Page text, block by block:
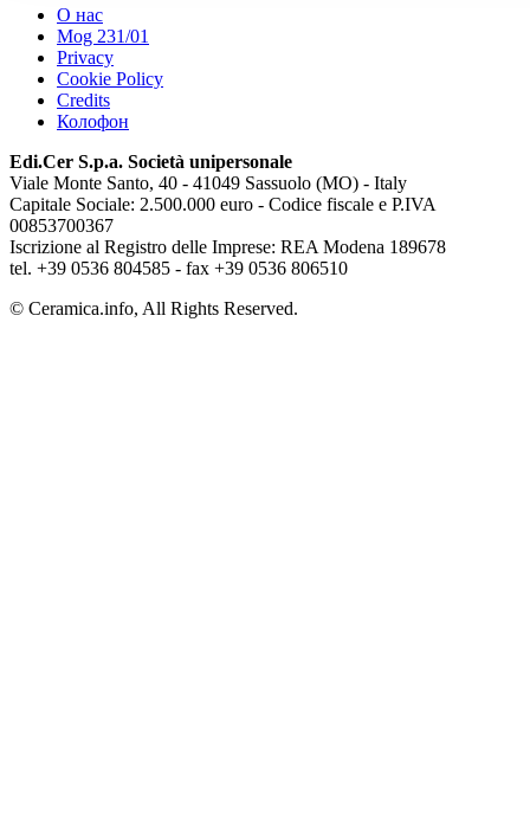
О нас
Mog 231/01
Privacy
Cookie Policy
Credits
Колофон
Edi.Cer S.p.a. Società unipersonale
Viale Monte Santo, 40 - 41049 Sassuolo (MO) - Italy
Capitale Sociale: 2.500.000 euro - Codice fiscale e P.IVA
00853700367
Iscrizione al Registro delle Imprese: REA Modena 189678
tel. +39 0536 804585 - fax +39 0536 806510
© Ceramica.info, All Rights Reserved.